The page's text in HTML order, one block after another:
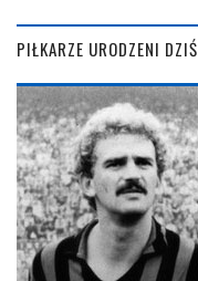
PIŁKARZE URODZENI DZIŚ